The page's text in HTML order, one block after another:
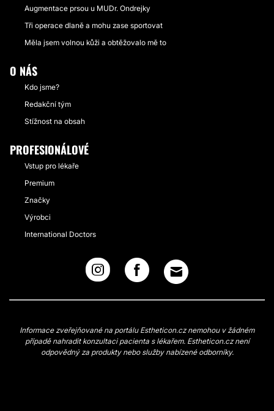
Augmentace prsou u MUDr. Ondrejky
Tři operace dlaně a mohu zase sportovat
Měla jsem volnou kůži a obtěžovalo mě to
O NÁS
Kdo jsme?
Redakční tým
Stížnost na obsah
PROFESIONÁLOVÉ
Vstup pro lékaře
Premium
Značky
Výrobci
International Doctors
Informace zveřejňované na portálu Estheticon.cz nemohou v žádném
případě nahradit konzultaci pacienta s lékařem. Estheticon.cz není
odpovědný za produkty nebo služby nabízené odborníky.